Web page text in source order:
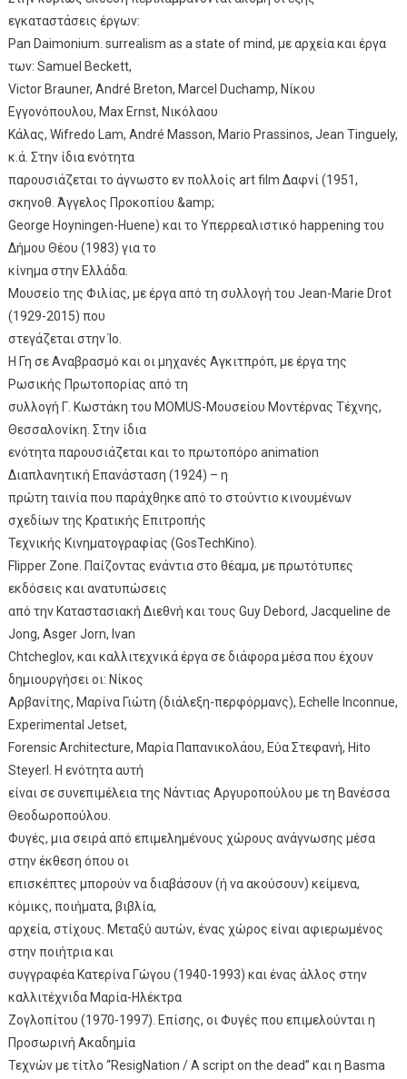
εγκαταστάσεις έργων:
Pan Daimonium. surrealism as a state of mind, με αρχεία και έργα
των: Samuel Beckett,
Victor Brauner, André Breton, Marcel Duchamp, Νίκου
Εγγονόπουλου, Max Ernst, Νικόλαου
Κάλας, Wifredo Lam, André Masson, Mario Prassinos, Jean Tinguely,
κ.ά. Στην ίδια ενότητα
παρουσιάζεται το άγνωστο εν πολλοίς art film Δαφνί (1951,
σκηνοθ. Άγγελος Προκοπίου &amp;
George Hoyningen-Huene) και το Υπερρεαλιστικό happening του
Δήμου Θέου (1983) για το
κίνημα στην Ελλάδα.
Μουσείο της Φιλίας, με έργα από τη συλλογή του Jean-Marie Drot
(1929-2015) που
στεγάζεται στην Ίο.
Η Γη σε Αναβρασμό και οι μηχανές Αγκιτπρόπ, με έργα της
Ρωσικής Πρωτοπορίας από τη
συλλογή Γ. Κωστάκη του MOMUS-Μουσείου Μοντέρνας Τέχνης,
Θεσσαλονίκη. Στην ίδια
ενότητα παρουσιάζεται και το πρωτοπόρο animation
Διαπλανητική Επανάσταση (1924) – η
πρώτη ταινία που παράχθηκε από το στούντιο κινουμένων
σχεδίων της Κρατικής Επιτροπής
Τεχνικής Κινηματογραφίας (GosTechKino).
Flipper Zone. Παίζοντας ενάντια στο θέαμα, με πρωτότυπες
εκδόσεις και ανατυπώσεις
από την Καταστασιακή Διεθνή και τους Guy Debord, Jacqueline de
Jong, Asger Jorn, Ivan
Chtcheglov, και καλλιτεχνικά έργα σε διάφορα μέσα που έχουν
δημιουργήσει οι: Νίκος
Αρβανίτης, Μαρίνα Γιώτη (διάλεξη-περφόρμανς), Echelle Inconnue,
Experimental Jetset,
Forensic Architecture, Μαρία Παπανικολάου, Εύα Στεφανή, Hito
Steyerl. Η ενότητα αυτή
είναι σε συνεπιμέλεια της Νάντιας Αργυροπούλου με τη Βανέσσα
Θεοδωροπούλου.
Φυγές, μια σειρά από επιμελημένους χώρους ανάγνωσης μέσα
στην έκθεση όπου οι
επισκέπτες μπορούν να διαβάσουν (ή να ακούσουν) κείμενα,
κόμικς, ποιήματα, βιβλία,
αρχεία, στίχους. Μεταξύ αυτών, ένας χώρος είναι αφιερωμένος
στην ποιήτρια και
συγγραφέα Κατερίνα Γώγου (1940-1993) και ένας άλλος στην
καλλιτέχνιδα Μαρία-Ηλέκτρα
Ζογλοπίτου (1970-1997). Επίσης, οι Φυγές που επιμελούνται η
Προσωρινή Ακαδημία
Τεχνών με τίτλο “ResigNation / A script on the dead” και η Basma